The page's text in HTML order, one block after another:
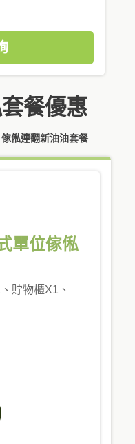
餐優惠
傢俬連翻新油油套餐
單位傢俬
貯物櫃X1、